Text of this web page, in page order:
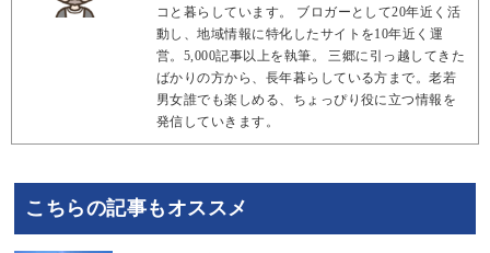
コと暮らしています。 ブロガーとして20年近く活
動し、地域情報に特化したサイトを10年近く運
営。5,000記事以上を執筆。 三郷に引っ越してきた
ばかりの方から、長年暮らしている方まで。老若
男女誰でも楽しめる、ちょっぴり役に立つ情報を
発信していきます。
こちらの記事もオススメ